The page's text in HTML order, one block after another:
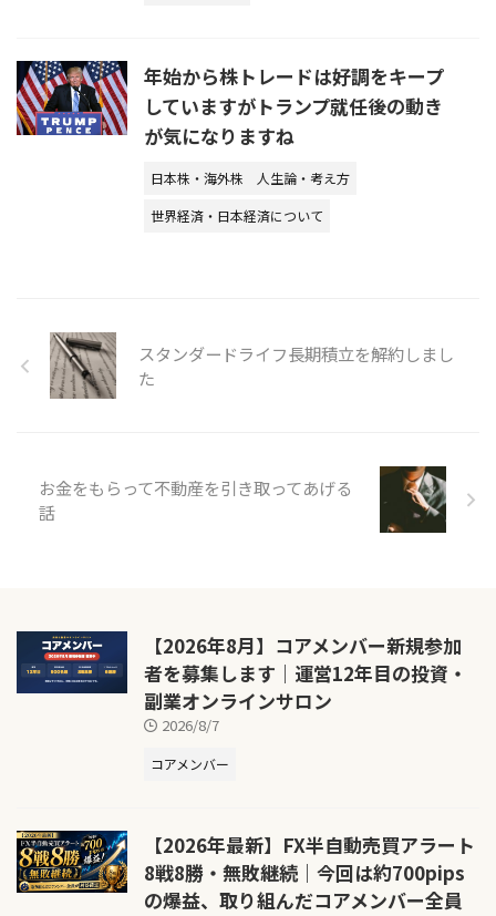
年始から株トレードは好調をキープ
していますがトランプ就任後の動き
が気になりますね
日本株・海外株
人生論・考え方
世界経済・日本経済について
スタンダードライフ長期積立を解約しまし
た
お金をもらって不動産を引き取ってあげる
話
【2026年8月】コアメンバー新規参加
者を募集します｜運営12年目の投資・
副業オンラインサロン
2026/8/7
コアメンバー
【2026年最新】FX半自動売買アラート
8戦8勝・無敗継続｜今回は約700pips
の爆益、取り組んだコアメンバー全員